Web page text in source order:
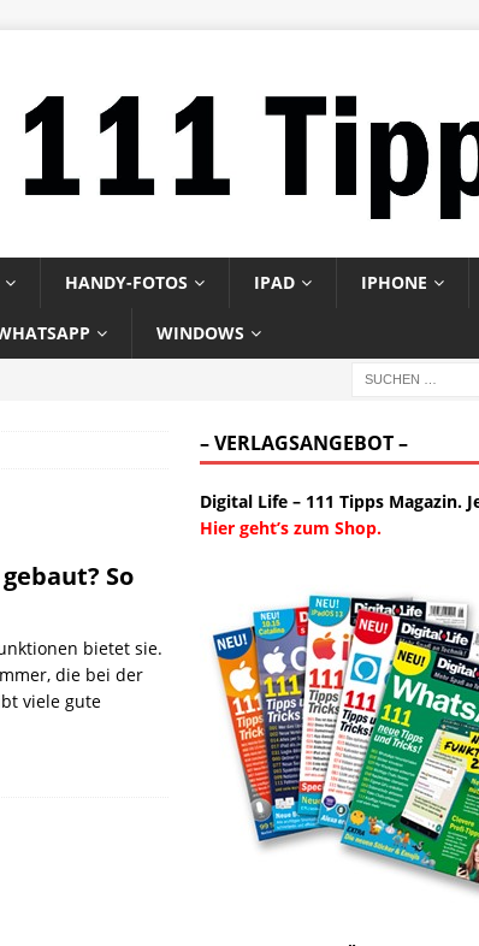
HANDY-FOTOS IPAD IPHONE
WINDOWS
So
bietet sie.
die bei der
viele gute
– VERLAGSANGEBOT –
Digital Life – 111 Tipps Magazin.
Hier geht’s zum Shop.